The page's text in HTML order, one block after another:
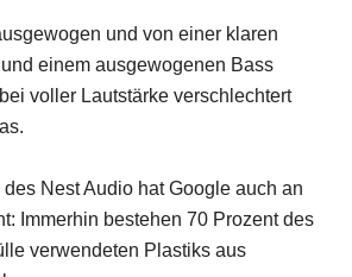
und von einer klaren
einem ausgewogenen Bass
voller Lautstärke verschlechtert
Nest Audio hat Google auch an
Immerhin bestehen 70 Prozent des
verwendeten Plastiks aus